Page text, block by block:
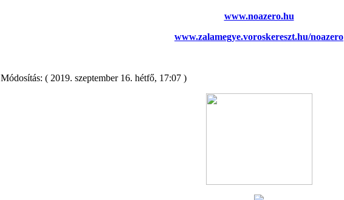
www.noazero.hu
www.zalamegye.voroskereszt.hu/noazero
Módosítás: ( 2019. szeptember 16. hétfő, 17:07 )